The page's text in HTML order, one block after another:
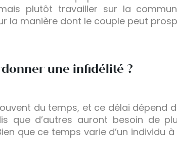
plutôt travailler sur la
la manière dont le couple peut
une infidélité ?
du temps, et ce délai dépend
que d’autres auront besoin de
que ce temps varie d’un individu